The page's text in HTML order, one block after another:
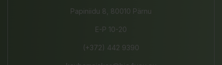
Papiniidu 8, 80010 Pärnu
E-P 10-20
(+372) 442 9390